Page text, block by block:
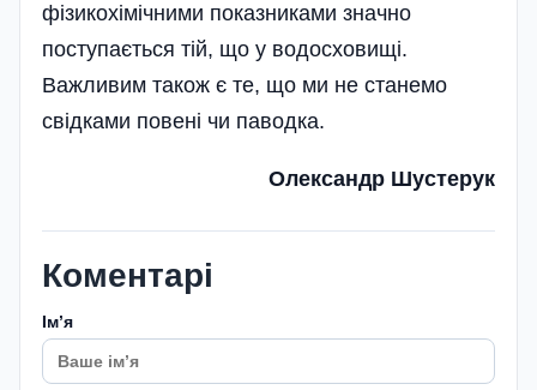
фізикохімічними показниками значно
поступається тій, що у водосховищі.
Важливим також є те, що ми не станемо
свідками повені чи паводка.
Олександр Шустерук
Коментарі
Імʼя